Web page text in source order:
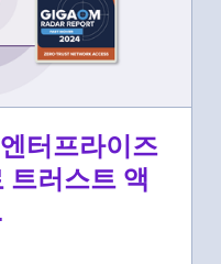
터프라이즈
러스트 액